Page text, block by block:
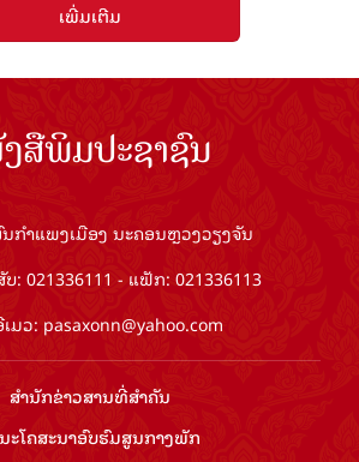
ເພີ່ມເຕີມ
ສືພິມປະຊາຊົນ
ກຳແພງເມືອງ ນະຄອນຫຼວງວຽງຈັນ
: 021336111 - ແຟັກ: 021336113
ມວ: pasaxonn@yahoo.com
ສຳ​ນັກ​ຂ່າວ​ສານ​ທີ່​ສຳ​ຄັນ​
ະໂຄສະນາອົບຮົມ​ສູນ​ກາງ​ພັກ